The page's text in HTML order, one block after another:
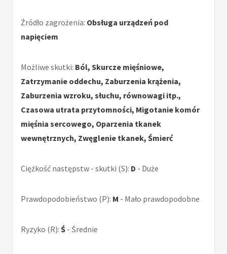
Źródło zagrożenia: Obsługa urządzeń pod
napięciem
Możliwe skutki: Ból, Skurcze mięśniowe,
Zatrzymanie oddechu, Zaburzenia krążenia,
Zaburzenia wzroku, słuchu, równowagi itp.,
Czasowa utrata przytomności, Migotanie komór
mięśnia sercowego, Oparzenia tkanek
wewnętrznych, Zwęglenie tkanek, Śmierć
Ciężkość następstw - skutki (S): D - Duże
Prawdopodobieństwo (P): M - Mało prawdopodobne
Ryzyko (R): Ś - Średnie